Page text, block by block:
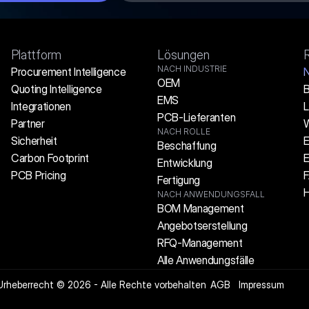
Plattform
Procurement Intelligence
Quoting Intelligence
Integrationen
Partner
Sicherheit
Carbon Footprint
PCB Pricing
Lösungen
NACH INDUSTRIE
OEM
EMS
PCB-Lieferanten
NACH ROLLE
Beschaffung
Entwicklung
Fertigung
NACH ANWENDUNGSFALL
BOM Management
Angebotserstellung
RFQ-Management
Alle Anwendungsfälle
© 2026 - Alle Rechte vorbehalten AGB Impressum